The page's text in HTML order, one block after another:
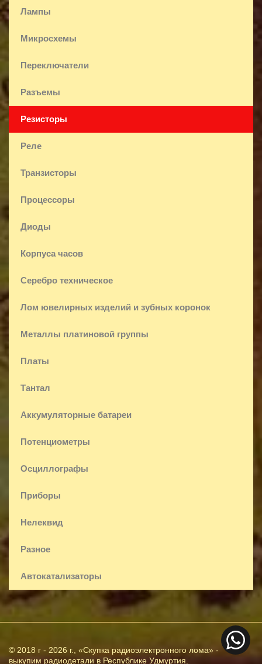
Лампы
Микросхемы
Переключатели
Разъемы
Резисторы
Реле
Транзисторы
Процессоры
Диоды
Корпуса часов
Серебро техническое
Лом ювелирных изделий и зубных коронок
Металлы платиновой группы
Платы
Тантал
Аккумуляторные батареи
Потенциометры
Осциллографы
Приборы
Нелеквид
Разное
Автокатализаторы
© 2018 г - 2026 г., «Скупка радиоэлектронного лома» -
выкупим радиодетали в Республике Удмуртия.